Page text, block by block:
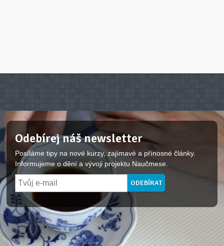
Odebírej náš newsletter
Posíláme tipy na nové kurzy, zajímavé a přínosné články.
Informujeme o dění a vývoji projektu Naučmese.